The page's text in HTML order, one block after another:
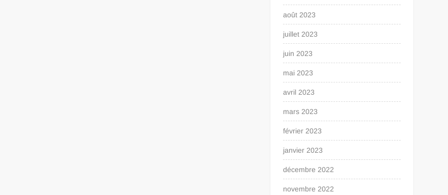
août 2023
juillet 2023
juin 2023
mai 2023
avril 2023
mars 2023
février 2023
janvier 2023
décembre 2022
novembre 2022